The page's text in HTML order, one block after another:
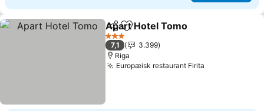
Del Føj til favoritter
Apart Hotel Tomo
3 Stjerner
7,1
3.399
Riga
Europæisk restaurant Firita